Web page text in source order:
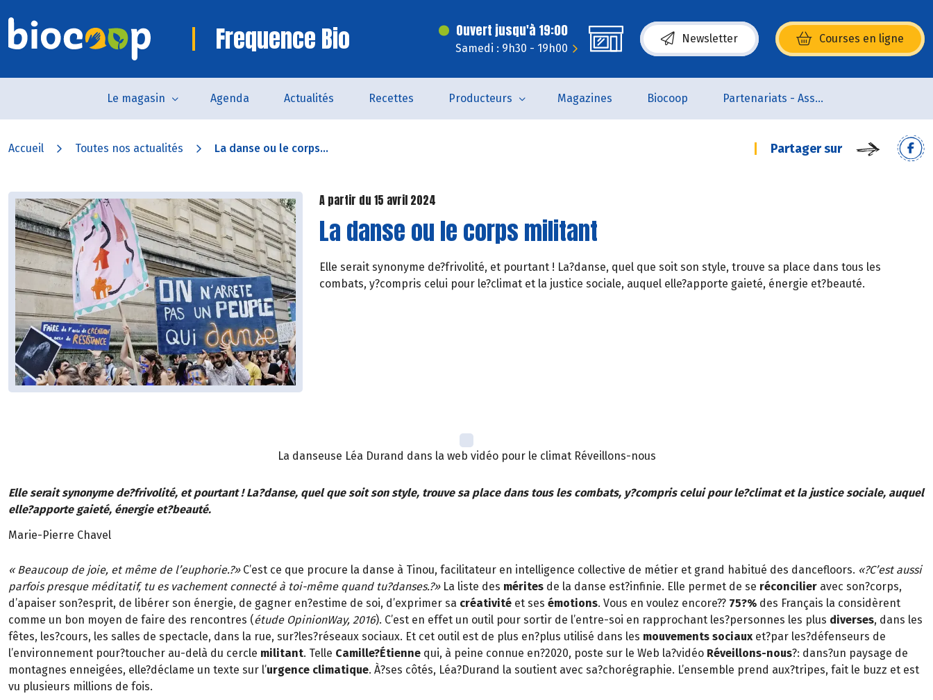
Frequence Bio Ouvert jusqu'à 19:00
Samedi : 9h30 - 19h00
Newsletter Courses en ligne
(s’ouvre dans une nouvelle fenêtre)
Le magasin Agenda Actualités Recettes Producteurs Magazines Biocoop Partenariats - Associations
Accueil Toutes nos actualités La danse ou le corps... Partager sur
A partir du 15 avril 2024
La danse ou le corps militant
Elle serait synonyme de?frivolité, et pourtant ! La?danse, quel que soit son style, trouve sa place dans tous les
combats, y?compris celui pour le?climat et la justice sociale, auquel elle?apporte gaieté, énergie et?beauté.
La danseuse Léa Durand dans la web vidéo pour le climat Réveillons-nous
Elle serait synonyme de?frivolité, et pourtant ! La?danse, quel que soit son style, trouve sa place dans tous les combats, y?compris celui pour le?climat et la justice sociale, auquel
elle?apporte gaieté, énergie et?beauté.
Marie-Pierre Chavel
« Beaucoup de joie, et même de l’euphorie.?» C’est ce que procure la danse à Tinou, facilitateur en intelligence collective de métier et grand habitué des dancefloors. «?C’est aussi
parfois presque méditatif, tu es vachement connecté à toi-même quand tu?danses.?»La liste des mérites de la danse est?infinie. Elle permet de se réconcilier avec son?corps,
d’apaiser son?esprit, de libérer son énergie, de gagner en?estime de soi, d’exprimer sa créativité et ses émotions. Vous en voulez encore?? 75?% des Français la considèrent
comme un bon moyen de faire des rencontres (étude OpinionWay, 2016). C’est en effet un outil pour sortir de l’entre-soi en rapprochant les?personnes les plus diverses, dans les
fêtes, les?cours, les salles de spectacle, dans la rue, sur?les?réseaux sociaux. Et cet outil est de plus en?plus utilisé dans les mouvements sociaux et?par les?défenseurs de
l’environnement pour?toucher au-delà du cercle militant. Telle Camille?Étienne qui, à peine connue en?2020, poste sur le Web la?vidéo Réveillons-nous?: dans?un paysage de
montagnes enneigées, elle?déclame un texte sur l’urgence climatique. À?ses côtés, Léa?Durand la soutient avec sa?chorégraphie. L’ensemble prend aux?tripes, fait le buzz et est
vu plusieurs millions de fois.